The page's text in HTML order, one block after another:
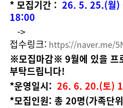
* 모집기간 : 26. 5. 25.(월
18:00
->
접수링크: https://naver.me/
※모집마감※ 9월에 있을 프
부탁드립니다!
*운영일시: 26. 6. 20.(토)
*모집인원: 총 20명(가족단